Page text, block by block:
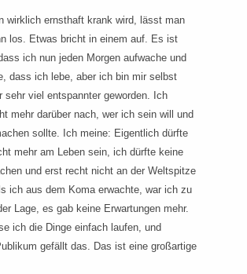
wirklich ernsthaft krank wird, lässt man
los. Etwas bricht in einem auf. Es ist
ich nun jeden Morgen aufwache und
dass ich lebe, aber ich bin mir selbst
sehr viel entspannter geworden. Ich
mehr darüber nach, wer ich sein will und
sollte. Ich meine: Eigentlich dürfte
mehr am Leben sein, ich dürfte keine
und erst recht nicht an der Weltspitze
ich aus dem Koma erwachte, war ich zu
Lage, es gab keine Erwartungen mehr.
ich die Dinge einfach laufen, und
gefällt das. Das ist eine großartige